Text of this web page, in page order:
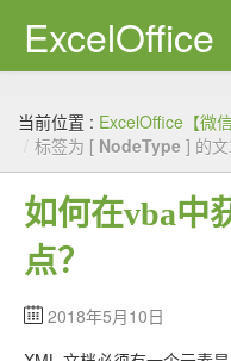
资源下载
VBA代码大全
EXCEL VBA
当前位置 : ExcelOffice【微
/ 标签为 [ NodeType ] 的
如何在vba中
点？
2018年5月10日